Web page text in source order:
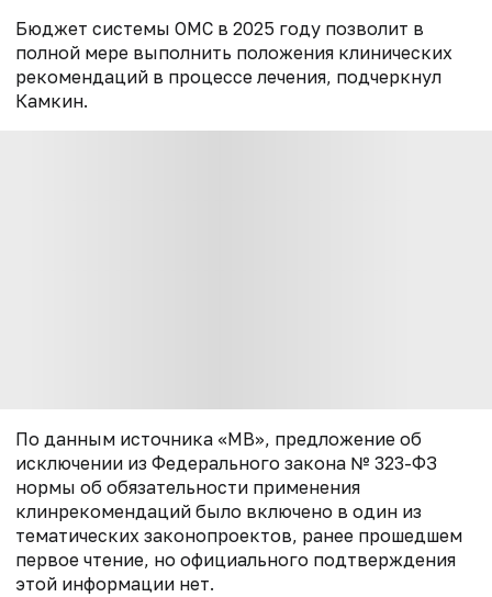
Бюджет системы ОМС в 2025 году позволит в
полной мере выполнить положения клинических
рекомендаций в процессе лечения, подчеркнул
Камкин.
По данным источника «МВ», предложение об
исключении из Федерального закона № 323-ФЗ
нормы об обязательности применения
клинрекомендаций было включено в один из
тематических законопроектов, ранее прошедшем
первое чтение, но официального подтверждения
этой информации нет.